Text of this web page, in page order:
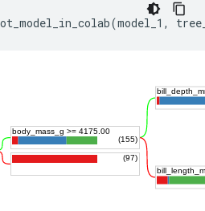
Engine
fast generic engine
(model_1 ,